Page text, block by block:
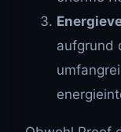
aufgrund